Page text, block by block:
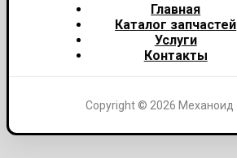
Главная
Каталог запчастей
Услуги
Контакты
Copyright © 2026 Механоид